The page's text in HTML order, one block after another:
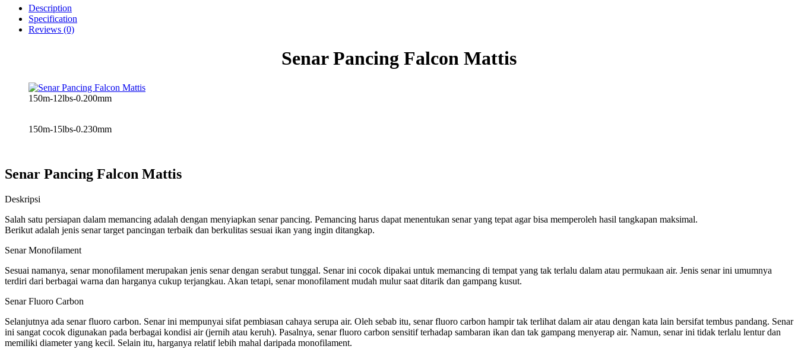
Description
Specification
Reviews (0)
Senar Pancing Falcon Mattis
150m-12lbs-0.200mm
150m-15lbs-0.230mm
Senar Pancing Falcon Mattis
Deskripsi
Salah satu persiapan dalam memancing adalah dengan menyiapkan senar pancing. Pemancing harus dapat menentukan senar yang tepat agar bisa memperoleh hasil tangkapan maksimal.
Berikut adalah jenis senar target pancingan terbaik dan berkulitas sesuai ikan yang ingin ditangkap.
Senar Monofilament
Sesuai namanya, senar monofilament merupakan jenis senar dengan serabut tunggal. Senar ini cocok dipakai untuk memancing di tempat yang tak terlalu dalam atau permukaan air. Jenis senar ini umumnya
terdiri dari berbagai warna dan harganya cukup terjangkau. Akan tetapi, senar monofilament mudah mulur saat ditarik dan gampang kusut.
Senar Fluoro Carbon
Selanjutnya ada senar fluoro carbon. Senar ini mempunyai sifat pembiasan cahaya serupa air. Oleh sebab itu, senar fluoro carbon hampir tak terlihat dalam air atau dengan kata lain bersifat tembus pandang. Senar
ini sangat cocok digunakan pada berbagai kondisi air (jernih atau keruh). Pasalnya, senar fluoro carbon sensitif terhadap sambaran ikan dan tak gampang menyerap air. Namun, senar ini tidak terlalu lentur dan
memiliki diameter yang kecil. Selain itu, harganya relatif lebih mahal daripada monofilament.